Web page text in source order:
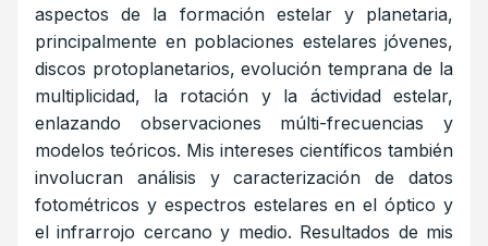
aspectos de la formación estelar y planetaria,
principalmente en poblaciones estelares jóvenes,
discos protoplanetarios, evolución temprana de la
multiplicidad, la rotación y la áctividad estelar,
enlazando observaciones múlti-frecuencias y
modelos teóricos. Mis intereses científicos también
involucran análisis y caracterización de datos
fotométricos y espectros estelares en el óptico y
el infrarrojo cercano y medio. Resultados de mis